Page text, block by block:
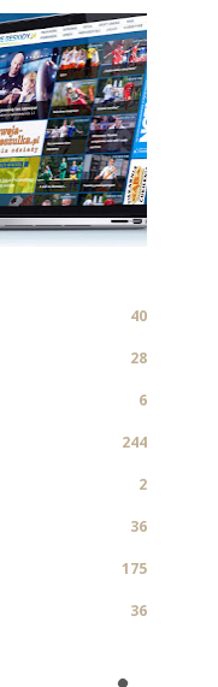
40
28
6
244
2
36
175
36